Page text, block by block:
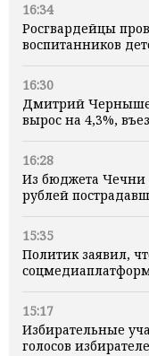
16:34
Росгвардейцы
воспитанников
16:30
Дмитрий
вырос на 4,3%,
16:28
Из бюджета Чечни
рублей
15:35
Политик заявил,
15:17
Избирательные
голосов